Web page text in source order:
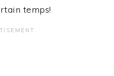
temps!